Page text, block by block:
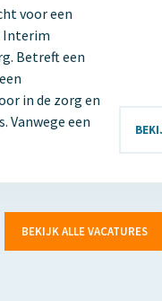
voor een
Interim
Betreft een
in de zorg en
Vanwege een
BEKIJK ALLE VACATURES